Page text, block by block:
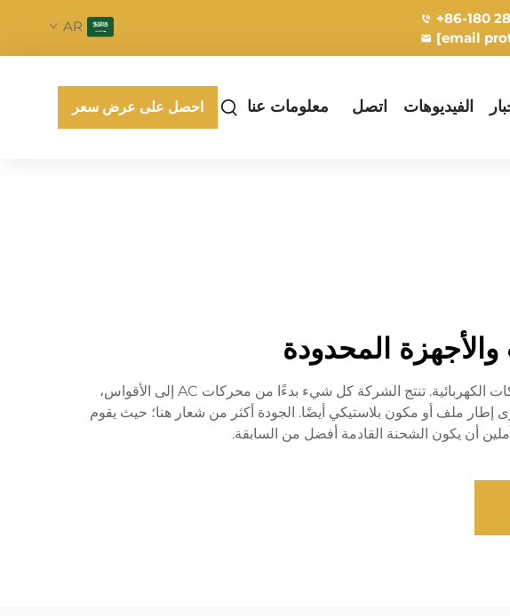
+86-180
[email
AR
الفيديوهات اتصل معلومات عنا احصل على عرض سعر
المحدودة
تُصنع شركة Zhongshan Pengfei Electrical Appliance Co., Ltd. اسمًا لنفسها في مجال المحركات الكهربائية. تنتج الشركة كل شيء بدءًا من محركات AC إلى الأقواس،
إطار ملف أو مكون بلاستيكي أيضًا. الجودة أكثر من شعار هنا؛ حيث يقوم
أن يكون الشحنة القادمة أفضل من السابقة.